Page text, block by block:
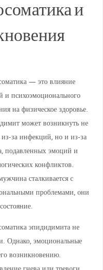
и
— это влияние
и психоэмоционального
на физическое здоровье.
может возникнуть не
из-за инфекций, но и из-за
подавленных эмоций и
конфликтов.
сталкивается с
проблемами, они
эпидидимита не
Однако, эмоциональные
возникновению.